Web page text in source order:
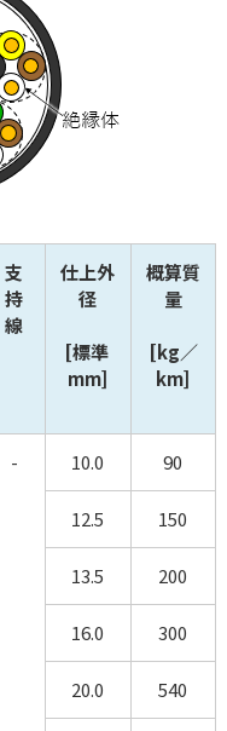
支
持
線
仕上外
径
[標準
mm]
概算質
量
[kg／
km]
- 10.0 90
12.5 150
13.5 200
16.0 300
20.0 540